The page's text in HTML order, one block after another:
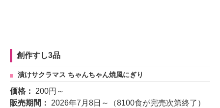
創作すし3品
漬けサクラマス ちゃんちゃん焼風にぎり
価格： 200円～
販売期間： 2026年7月8日～（8100食が完売次第終了）